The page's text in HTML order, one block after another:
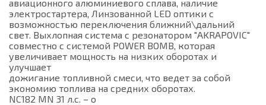
авиационного алюминиевого сплава, наличие
электростартера, Линзованной LED оптики с
возможностью переключения ближний\дальний
свет. Выхлопная система с резонатором "AKRAPOVIC"
совместно с системой POWER BOMB, которая
увеличивает мощность на низких оборотах и
улучшает
дожигание топливной смеси, что ведет за собой
экономию топлива на средних оборотах.
NC182 MN 31 л.с. – о